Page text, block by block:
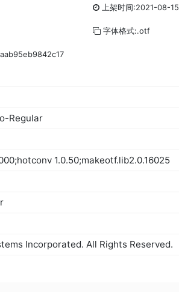
上架时间:2021-08-15
字体格式:.otf
Regular
1.0.50;makeotf.lib2.0.16025
Incorporated. All Rights Reserved.